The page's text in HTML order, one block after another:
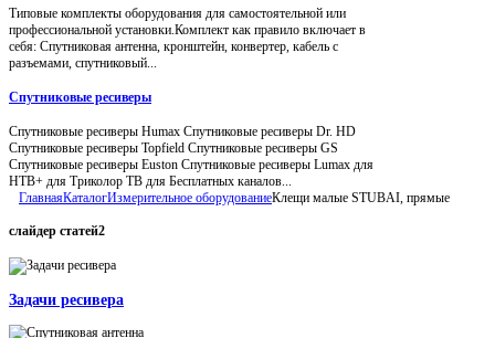
Типовые комплекты оборудования для самостоятельной или
профессиональной установки.Комплект как правило включает в
себя: Спутниковая антенна, кронштейн, конвертер, кабель с
разъемами, спутниковый...
Спутниковые ресиверы
Спутниковые ресиверы Humax Спутниковые ресиверы Dr. HD
Спутниковые ресиверы Topfield Спутниковые ресиверы GS
Спутниковые ресиверы Euston Спутниковые ресиверы Lumax для
НТВ+ для Триколор ТВ для Бесплатных каналов...
ГлавнаяКаталогИзмерительное оборудованиеКлещи малые STUBAI, прямые
слайдер статей2
Задачи ресивера